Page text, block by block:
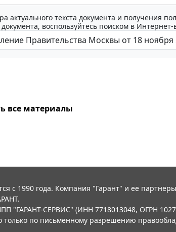
актуального текста документа и получения
воспользуйтесь поиском в
все материалы
с 1990 года. Компания "Гарант" и ее
"ГАРАНТ-СЕРВИС" (ИНН 7718013048, ОГРН
только по письменному разрешению